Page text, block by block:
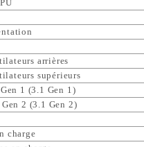
arrières
supérieurs
1 (3.1 Gen 1)
2 (3.1 Gen 2)
charge